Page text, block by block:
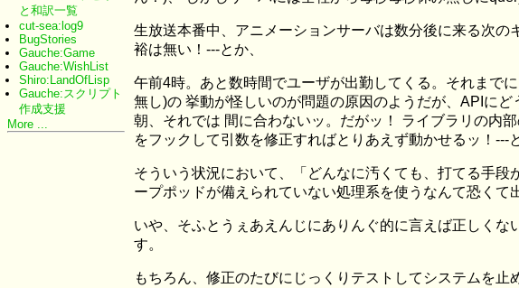
生放送本番中、アニメーションサーバは数分後に来る次
裕は無い！---とか、
午前4時。あと数時間でユーザが出勤してくる。それまで
無し)の 挙動が怪しいのが問題の原因のようだが、APIに
朝、それでは 間に合わないッ。だがッ！ ライブラリの内
をフックして引数を修正すればとりあえず動かせるッ！---
そういう状況において、「どんなに汚くても、打てる手
ープポッドが備えられていない処理系を使うなんて恐くて
いや、そふとうぇあえんじにありんぐ的に言えば正しく
す。
もちろん、修正のたびにじっくりテストしてシステムを
と和訳一覧
cut-sea:log9
BugStories
Gauche:Game
Gauche:WishList
Shiro:LandOfLisp
Gauche:スクリプト
作成支援
More ...